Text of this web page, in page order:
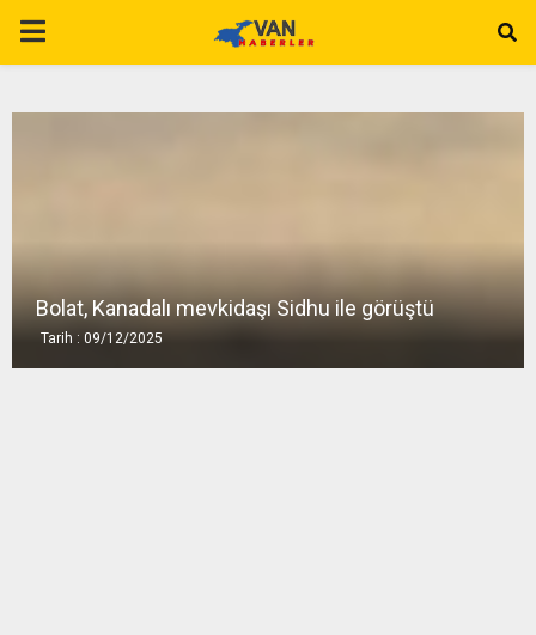
P
A
Bolat, Kanadalı mevkidaşı Sidhu ile görüştü
Tarih : 09/12/2025